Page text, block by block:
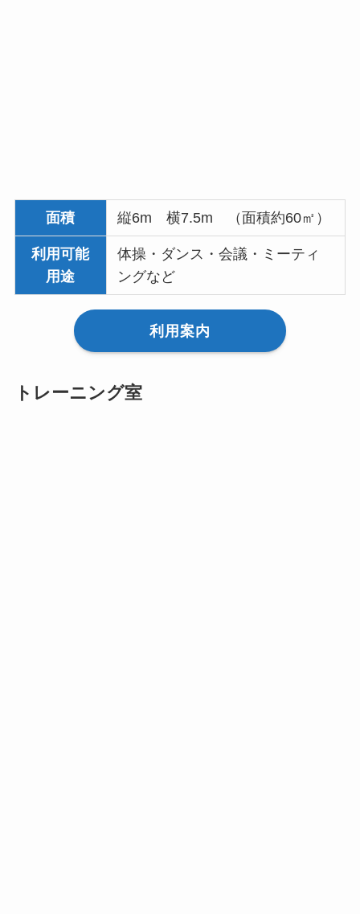
面積 縦6m 横7.5m （面積約60㎡）
利用可能
用途
体操・ダンス・会議・ミーティ
ングなど
利用案内
トレーニング室